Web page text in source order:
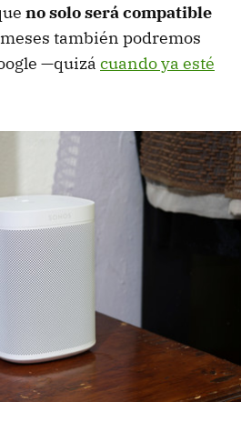
no solo será compatible
también podremos
—quizá cuando ya esté